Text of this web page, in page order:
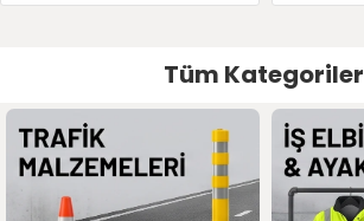
Tüm Kategoriler